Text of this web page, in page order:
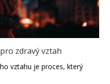
zdravý vztah
vztahu je proces, který